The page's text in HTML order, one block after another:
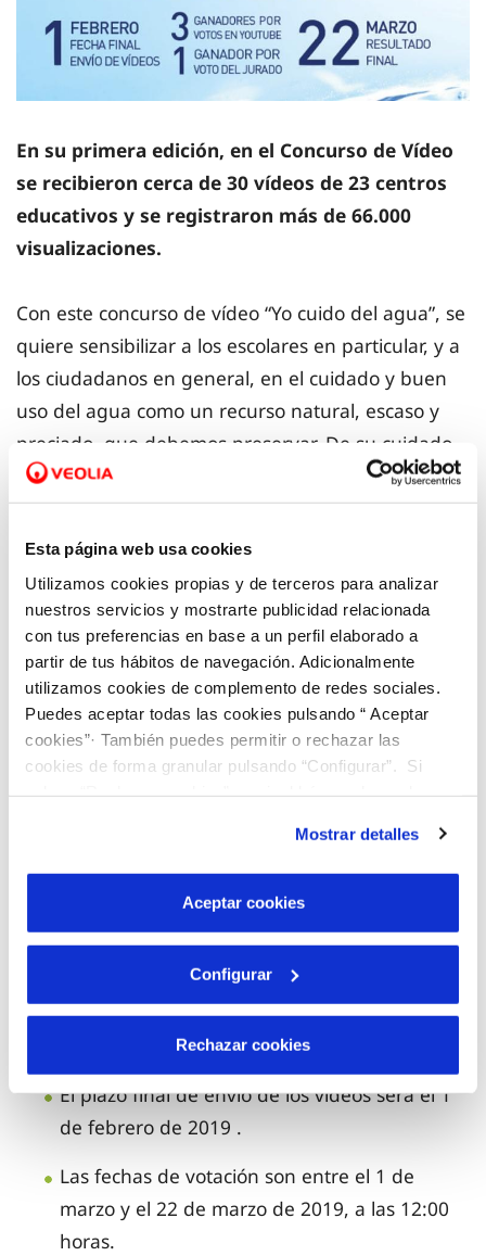
Esta página web usa cookies
Utilizamos cookies propias y de terceros para analizar
nuestros servicios y mostrarte publicidad relacionada
con tus preferencias en base a un perfil elaborado a
partir de tus hábitos de navegación. Adicionalmente
utilizamos cookies de complemento de redes sociales.
Puedes aceptar todas las cookies pulsando “ Aceptar
cookies”· También puedes permitir o rechazar las
cookies de forma granular pulsando “Configurar”. Si
son indispensables para que el sitio web funcione y que
por tanto no se pueden desactivar. Puedes consultar
más información en nuestraPolítica de Cookies
Mostrar detalles
Aceptar cookies
Configurar
Rechazar cookies
En su primera edición, en el Concurso de Vídeo
se recibieron cerca de 30 vídeos de 23 centros
educativos y se registraron más de 66.000
visualizaciones.
Con este concurso de vídeo “Yo cuido del agua”, se
quiere sensibilizar a los escolares en particular, y a
los ciudadanos en general, en el cuidado y buen
uso del agua como un recurso natural, escaso y
preciado, que debemos preservar. De su cuidado
depende nuestro futuro. Un uso sostenible del
agua garantizará su existencia para futuras
generaciones, minimizando el impacto en el medio
ambiente.
El planteamiento del concurso es que los escolares,
con la tutoría de sus profesores, graben vídeos de
1 minuto de duración, en el que expongan cómo
se suman al cuidado del agua.
En el canal deYoutube “Yo cuido del agua”se
puede consultar el vídeo explicativo del
concurso.
Los vídeos se enviarán por correo electrónico a la
aquona@aquona-sa.es
El plazo final de envío de los vídeos será el 1
de febrero de 2019 .
Las fechas de votación son entre el 1 de
marzo y el 22 de marzo de 2019, a las 12:00
horas.